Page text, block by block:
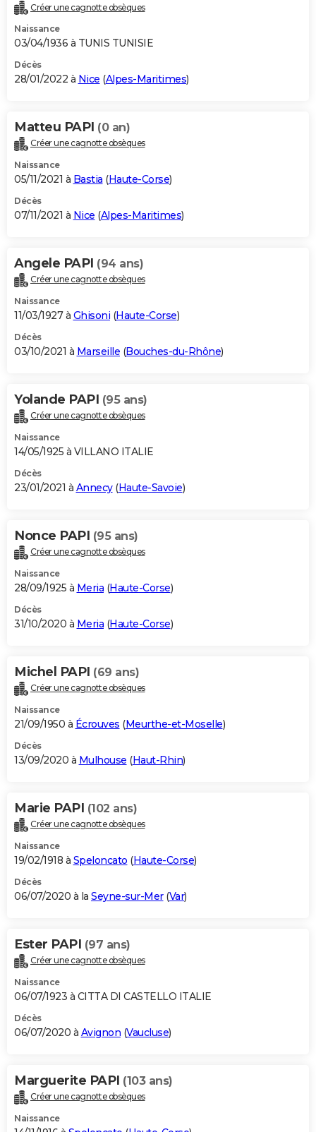
Créer une cagnotte obsèques
Naissance
03/04/1936 à TUNIS TUNISIE
Décès
28/01/2022 à Nice (Alpes-Maritimes)
Matteu PAPI (0 an)
Créer une cagnotte obsèques
Naissance
05/11/2021 à Bastia (Haute-Corse)
Décès
07/11/2021 à Nice (Alpes-Maritimes)
Angele PAPI (94 ans)
Créer une cagnotte obsèques
Naissance
11/03/1927 à Ghisoni (Haute-Corse)
Décès
03/10/2021 à Marseille (Bouches-du-Rhône)
Yolande PAPI (95 ans)
Créer une cagnotte obsèques
Naissance
14/05/1925 à VILLANO ITALIE
Décès
23/01/2021 à Annecy(Haute-Savoie)
Nonce PAPI (95 ans)
Créer une cagnotte obsèques
Naissance
28/09/1925 à Meria (Haute-Corse)
Décès
31/10/2020 à Meria (Haute-Corse)
Michel PAPI (69 ans)
Créer une cagnotte obsèques
Naissance
21/09/1950 à Écrouves (Meurthe-et-Moselle)
Décès
13/09/2020 à Mulhouse (Haut-Rhin)
Marie PAPI (102 ans)
Créer une cagnotte obsèques
Naissance
19/02/1918 à Speloncato (Haute-Corse)
Décès
06/07/2020 à la Seyne-sur-Mer(Var)
Ester PAPI (97 ans)
Créer une cagnotte obsèques
Naissance
06/07/1923 à CITTA DI CASTELLO ITALIE
Décès
06/07/2020 à Avignon (Vaucluse)
Marguerite PAPI (103 ans)
Créer une cagnotte obsèques
Naissance